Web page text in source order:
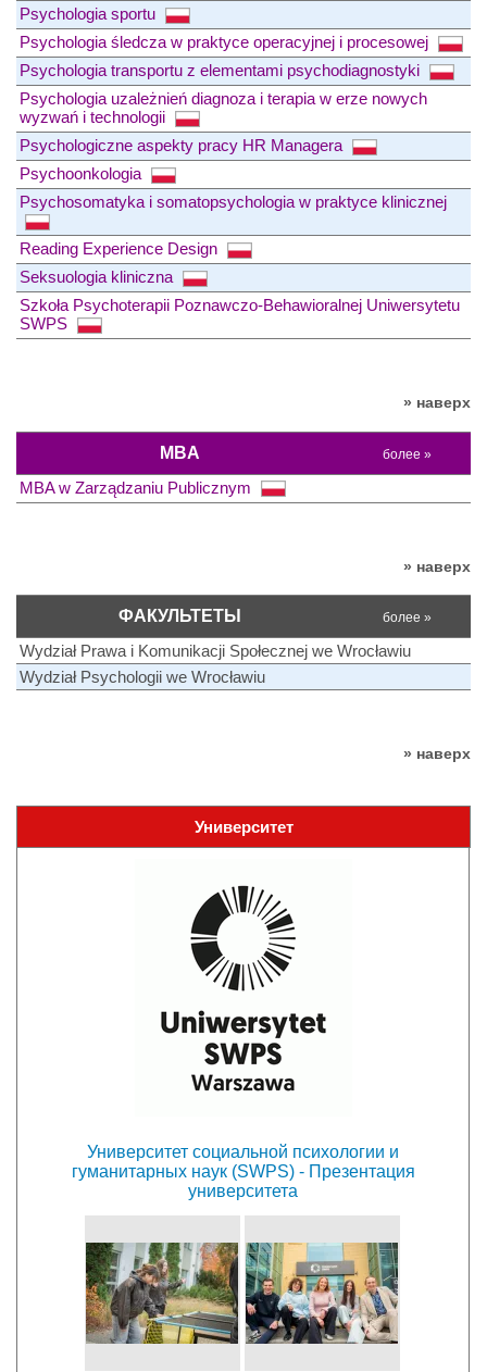
Psychologia sportu
Psychologia śledcza w praktyce operacyjnej i procesowej
Psychologia transportu z elementami psychodiagnostyki
Psychologia uzależnień diagnoza i terapia w erze nowych
wyzwań i technologii
Psychologiczne aspekty pracy HR Managera
Psychoonkologia
Psychosomatyka i somatopsychologia w praktyce klinicznej
Reading Experience Design
Seksuologia kliniczna
Szkoła Psychoterapii Poznawczo-Behawioralnej Uniwersytetu
SWPS
» наверх
MBA более »
MBA w Zarządzaniu Publicznym
» наверх
ФАКУЛЬТЕТЫ более »
Wydział Prawa i Komunikacji Społecznej we Wrocławiu
Wydział Psychologii we Wrocławiu
» наверх
Университет
Университет социальной психологии и
гуманитарных наук (SWPS) - Презентация
университета